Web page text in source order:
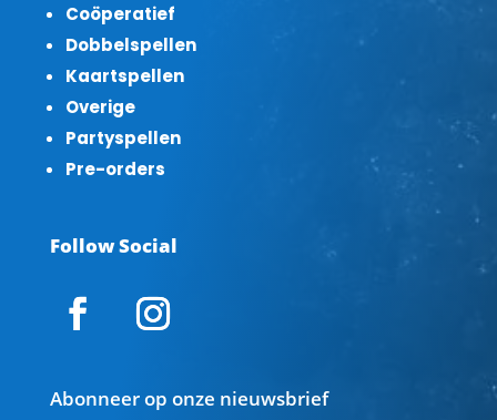
Coöperatief
Dobbelspellen
Kaartspellen
Overige
Partyspellen
Pre-orders
Follow Social
Abonneer op onze nieuwsbrief